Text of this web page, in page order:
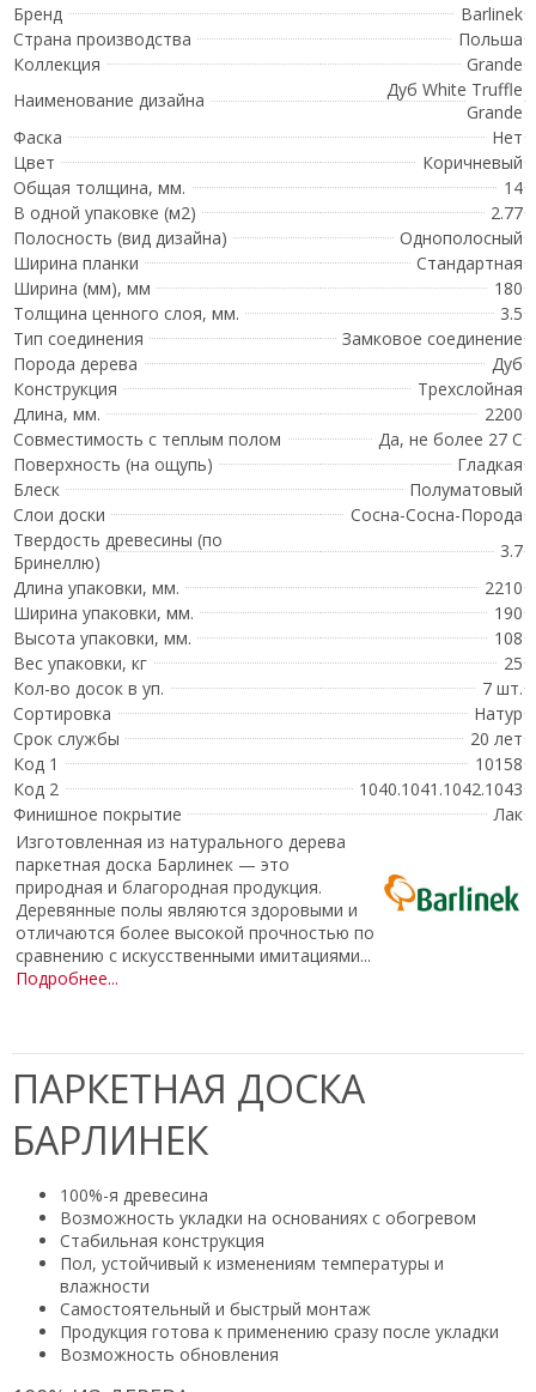
Бренд
Barlinek
Страна производства
Польша
Коллекция
Grande
Наименование дизайна
Дуб White Truffle
Grande
Фаска
Нет
Цвет
Коричневый
Общая толщина, мм.
14
В одной упаковке (м2)
2.77
Полосность (вид дизайна)
Однополосный
Ширина планки
Стандартная
Ширина (мм), мм
180
Толщина ценного слоя, мм.
3.5
Тип соединения
Замковое соединение
Порода дерева
Дуб
Конструкция
Трехслойная
Длина, мм.
2200
Совместимость с теплым полом
Да, не более 27 С
Поверхность (на ощупь)
Гладкая
Блеск
Полуматовый
Слои доски
Сосна-Сосна-Порода
Твердость древесины (по
Бринеллю)
3.7
Длина упаковки, мм.
2210
Ширина упаковки, мм.
190
Высота упаковки, мм.
108
Вес упаковки, кг
25
Кол-во досок в уп.
7 шт.
Сортировка
Натур
Срок службы
20 лет
Код 1
10158
Код 2
1040.1041.1042.1043
Финишное покрытие
Лак
Изготовленная из натурального дерева
паркетная доска Барлинек — это
природная и благородная продукция.
Деревянные полы являются здоровыми и
отличаются более высокой прочностью по
сравнению с искусственными имитациями...
Подробнее...
ПАРКЕТНАЯ ДОСКА
БАРЛИНЕК
100%-я древесина
Возможность укладки на основаниях с обогревом
Стабильная конструкция
Пол, устойчивый к изменениям температуры и
влажности
Самостоятельный и быстрый монтаж
Продукция готова к применению сразу после укладки
Возможность обновления